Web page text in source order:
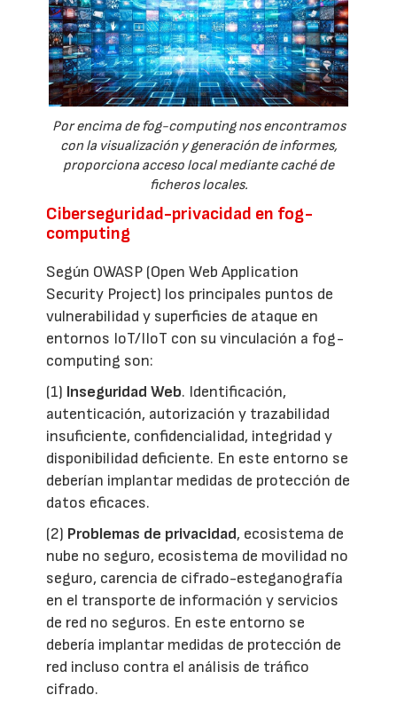
Por encima de fog-computing nos encontramos
con la visualización y generación de informes,
proporciona acceso local mediante caché de
ficheros locales.
Ciberseguridad-privacidad en fog-
computing
Según OWASP (Open Web Application
Security Project) los principales puntos de
vulnerabilidad y superficies de ataque en
entornos IoT/IIoT con su vinculación a fog-
computing son:
(1) Inseguridad Web. Identificación,
autenticación, autorización y trazabilidad
insuficiente, confidencialidad, integridad y
disponibilidad deficiente. En este entorno se
deberían implantar medidas de protección de
datos eficaces.
(2) Problemas de privacidad, ecosistema de
nube no seguro, ecosistema de movilidad no
seguro, carencia de cifrado-esteganografía
en el transporte de información y servicios
de red no seguros. En este entorno se
debería implantar medidas de protección de
red incluso contra el análisis de tráfico
cifrado.